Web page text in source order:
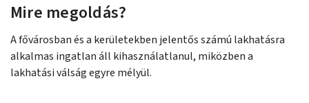
Mire megoldás?
A fővárosban és a kerületekben jelentős számú lakhatásra
alkalmas ingatlan áll kihasználatlanul, miközben a
lakhatási válság egyre mélyül.